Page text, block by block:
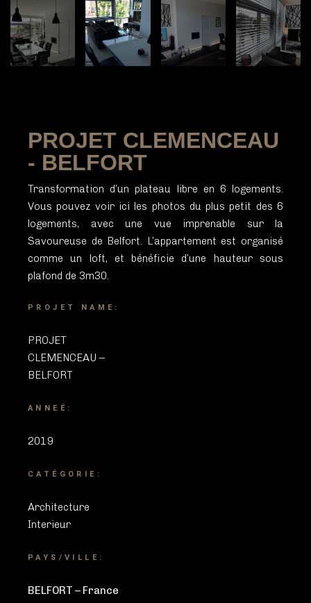
PROJET CLEMENCEAU
- BELFORT
Transformation d’un plateau libre en 6 logements.
Vous pouvez voir ici les photos du plus petit des 6
logements, avec une vue imprenable sur la
Savoureuse de Belfort. L’appartement est organisé
comme un loft, et bénéficie d’une hauteur sous
plafond de 3m30.
PROJET NAME:
PROJET
CLEMENCEAU –
BELFORT
ANNEÉ:
2019
CATÉGORIE:
Architecture
Interieur
PAYS/VILLE:
BELFORT – France